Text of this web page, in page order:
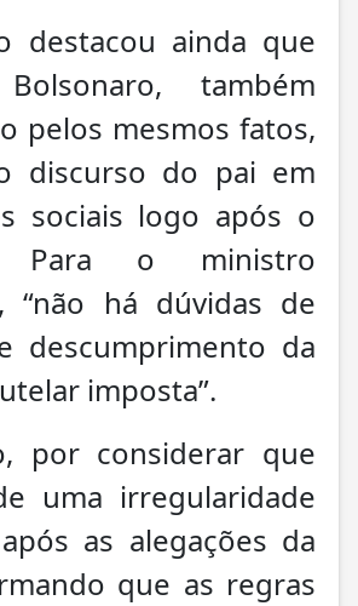
destacou ainda que
também
pelos mesmos fatos,
discurso do pai em
sociais logo após o
Para o ministro
“não há dúvidas de
descumprimento da
imposta”.
por considerar que
uma irregularidade
as alegações da
que as regras